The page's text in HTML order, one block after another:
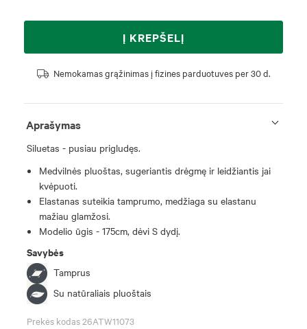
Į KREPŠELĮ
Nemokamas grąžinimas į fizines parduotuves per 30 d.
Aprašymas
Siluetas - pusiau prigludęs.
Medvilnės pluoštas, sugeriantis drėgmę ir leidžiantis jai
kvėpuoti.
Elastanas suteikia tamprumo, medžiaga su elastanu
mažiau glamžosi.
Modelio ūgis - 175cm, dėvi S dydį.
Savybės
Tamprus
Su natūraliais pluoštais
Prekės kodas 26ATW11073